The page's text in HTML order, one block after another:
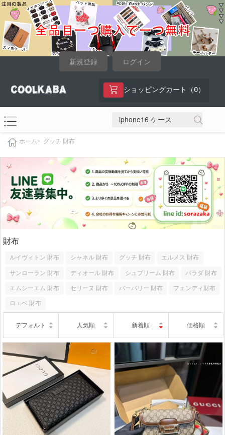
新規登録 ログイン
ショッピングカート（ 0）
ホーム> グッチ 財布
財布
ルイヴィトン 財布 シャネル 財布 グッチ 財布 エルメス 財布
サンローラン 財布 ディオール 財布 シュプリーム 財布 パラダ 財布
エムシーエム 財布 セリーヌ 財布 バーバリー 財布 フェンディ財布
ロエベ 財布
デフォルト 人気順 新着順 価格順